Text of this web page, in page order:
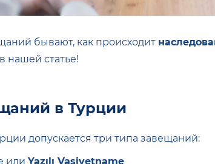
бывают, как происходит
нашей статье!
в Турции
допускается три типа завещаний:
или Yazılı Vasiyetname